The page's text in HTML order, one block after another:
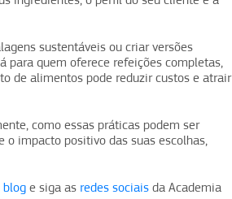
sustentáveis ou criar versões
para quem oferece refeições completas,
de alimentos pode reduzir custos e atrair
como essas práticas podem ser
impacto positivo das suas escolhas,
blog e siga as redes sociais da Academia